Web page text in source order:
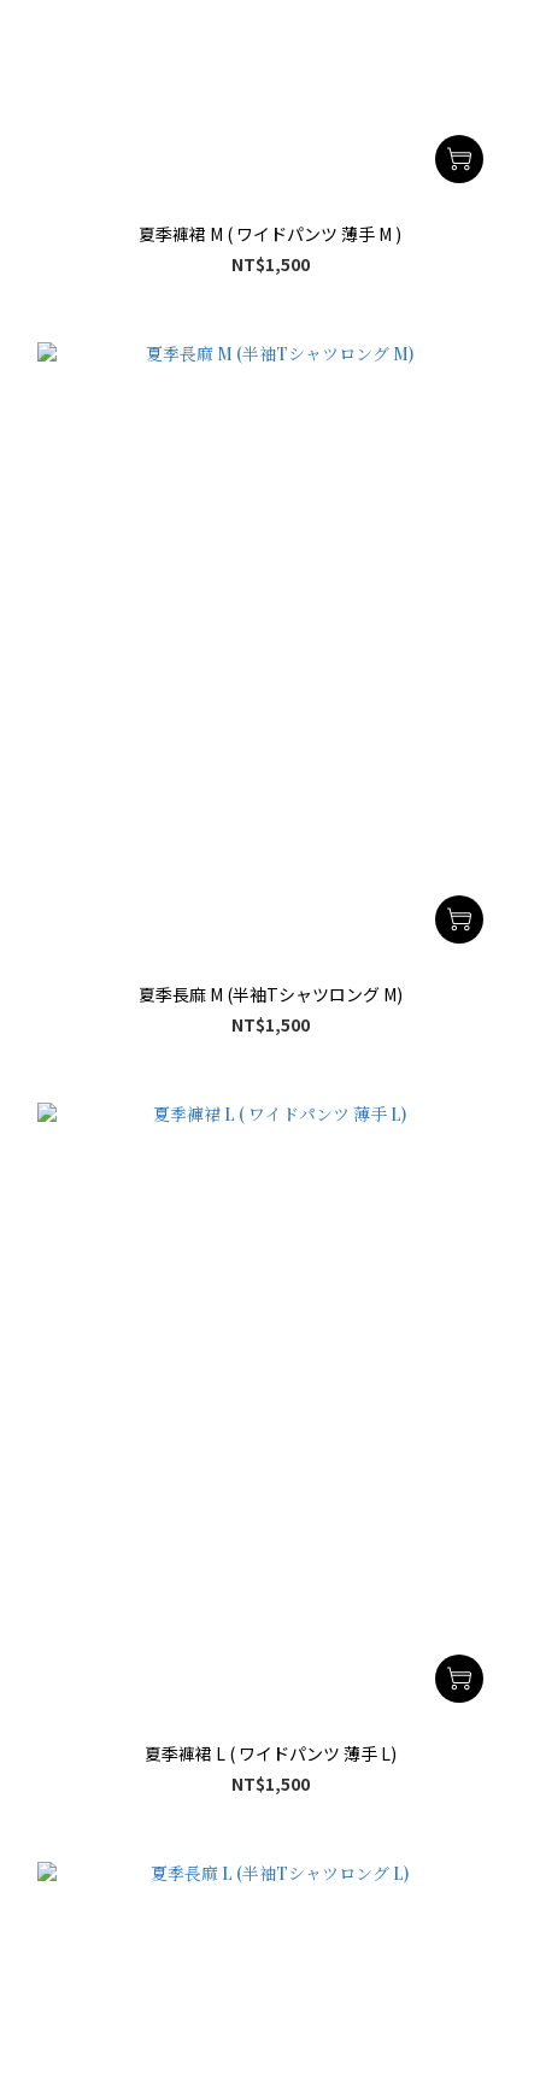
夏季褲裙 M ( ワイドパンツ 薄手 M )
NT$1,500
夏季長麻 M (半袖Tシャツロング M)
NT$1,500
夏季褲裙 L ( ワイドパンツ 薄手 L)
NT$1,500